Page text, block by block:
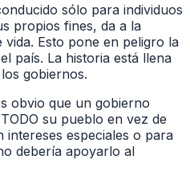
sólo para individuos
propios fines, da a la
Esto pone en peligro la
país. La historia está llena
gobiernos.
obvio que un gobierno
su pueblo en vez de
especiales o para
debería apoyarlo al